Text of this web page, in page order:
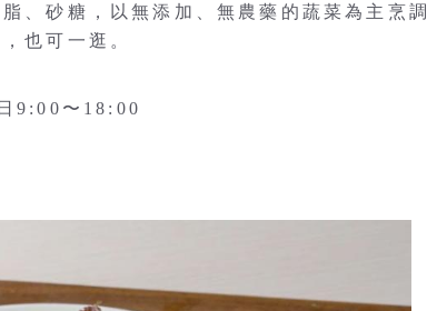
、砂糖，以無添加、無農藥的蔬菜為主烹調
也可一逛。
9:00〜18:00